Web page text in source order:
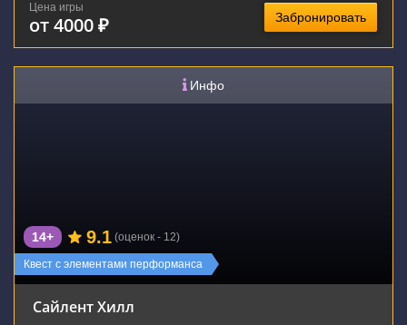
Цена игры
от 4000 ₽ Забронировать
Инфо
Квест с элементами перформанса
14+ 9.1 (оценок - 12)
Сайлент Хилл